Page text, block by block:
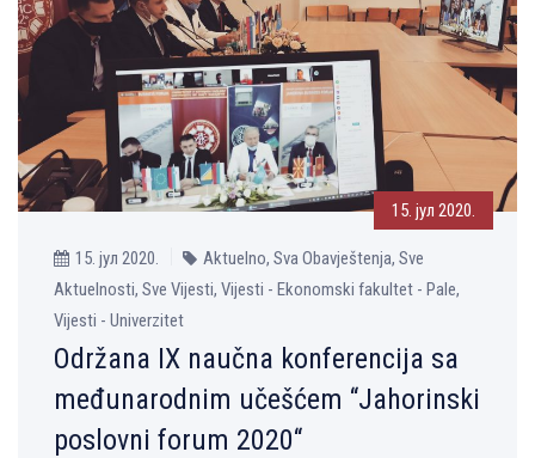
15. јул 2020.
15. јул 2020.
Aktuelno, Sva Obavještenja, Sve
Aktuelnosti, Sve Vijesti, Vijesti - Ekonomski fakultet - Pale,
Vijesti - Univerzitet
Održana IX naučna konferencija sa
međunarodnim učešćem “Jahorinski
poslovni forum 2020“